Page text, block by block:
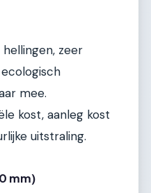
zeer
mee.
kost, aanleg kost
uitstraling.
mm)